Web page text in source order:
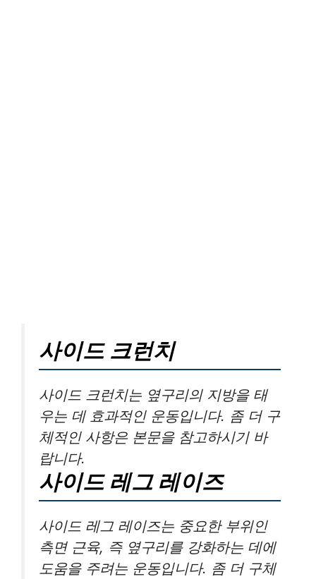
사이드 크런치
사이드 크런치는 옆구리의 지방을 태
우는 데 효과적인 운동입니다. 좀 더 구
체적인 사항은 본문을 참고하시기 바
랍니다.
사이드 레그 레이즈
사이드 레그 레이즈는 중요한 부위인
측면 근육, 즉 옆구리를 강화하는 데에
도움을 주려는 운동입니다. 좀 더 구체